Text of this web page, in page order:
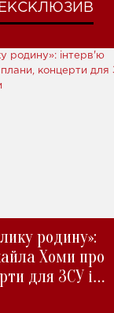
ЕКСКЛЮЗИВ
родину»:
Хоми про
для ЗСУ і